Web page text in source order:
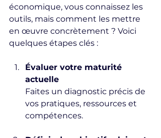
économique, vous connaissez les
outils, mais comment les mettre
en œuvre concrètement ? Voici
quelques étapes clés :
Évaluer votre maturité
actuelle
Faites un diagnostic précis de
vos pratiques, ressources et
compétences.